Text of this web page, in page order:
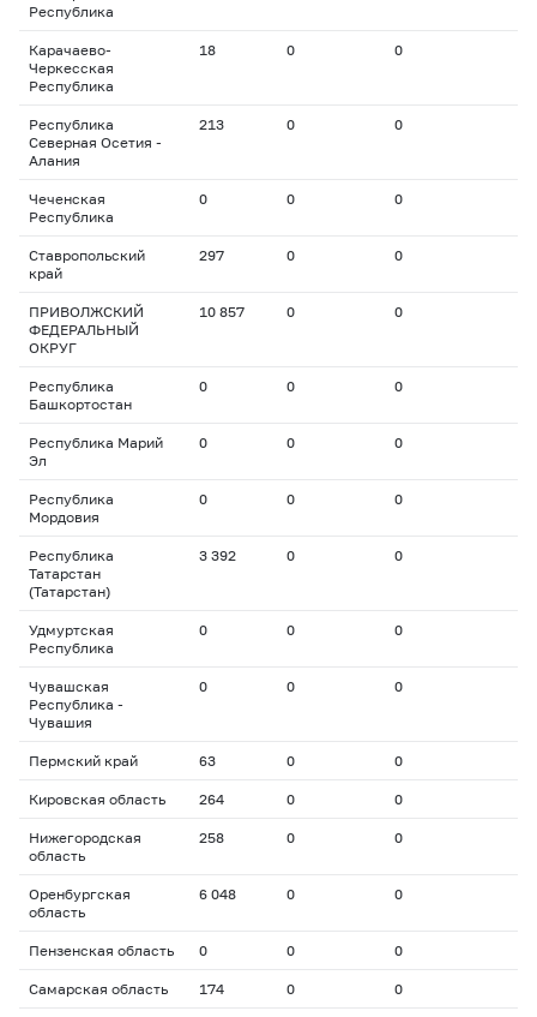
Республика
Карачаево-
Черкесская
Республика
18 0 0
Республика
Северная Осетия -
Алания
213 0 0
Чеченская
Республика
0 0 0
Ставропольский
край
297 0 0
ПРИВОЛЖСКИЙ
ФЕДЕРАЛЬНЫЙ
ОКРУГ
10 857 0 0
Республика
Башкортостан
0 0 0
Республика Марий
Эл
0 0 0
Республика
Мордовия
0 0 0
Республика
Татарстан
(Татарстан)
3 392 0 0
Удмуртская
Республика
0 0 0
Чувашская
Республика -
Чувашия
0 0 0
Пермский край 63 0 0
Кировская область 264 0 0
Нижегородская
область
258 0 0
Оренбургская
область
6 048 0 0
Пензенская область 0 0 0
Самарская область 174 0 0